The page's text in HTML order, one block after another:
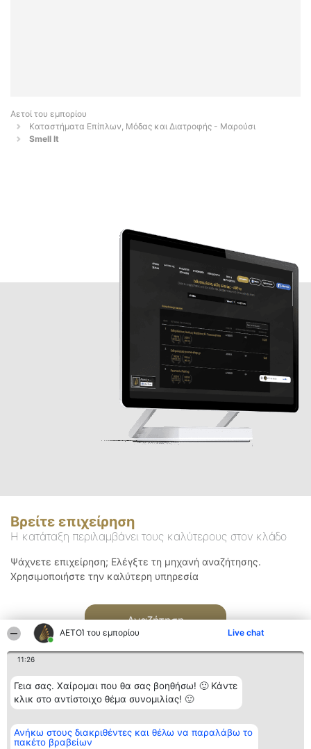
ΑΕΤΟΊ του εμπορίου Live chat
11:26
Γεια σας. Χαίρομαι που θα σας βοηθήσω! 🙂 Κάντε
κλικ στο αντίστοιχο θέμα συνομιλίας! 🙂
Ανήκω στους διακριθέντες και θέλω να παραλάβω το
πακέτο βραβείων
Αετοί του εμπορίου
Καταστήματα Επίπλων, Μόδας και Διατροφής - Μαρούσι
Smell It
Βρείτε επιχείρηση
Η κατάταξη περιλαμβάνει τους καλύτερους στον κλάδο
Ψάχνετε επιχείρηση; Ελέγξτε τη μηχανή αναζήτησης.
Χρησιμοποιήστε την καλύτερη υπηρεσία
Αναζήτηση
Διοργανωτής της
κατάταξης
BEAUTIFUL COMPANY
Κατάταξη
Διακριθέντες
Επικοινωνία
Επικοινωνία